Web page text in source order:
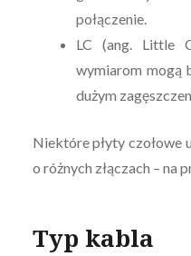
połączenie.
LC (ang. Little
wymiarom mogą
dużym
Niektóre płyty czołowe
o różnych złączach – na
Typ kabla